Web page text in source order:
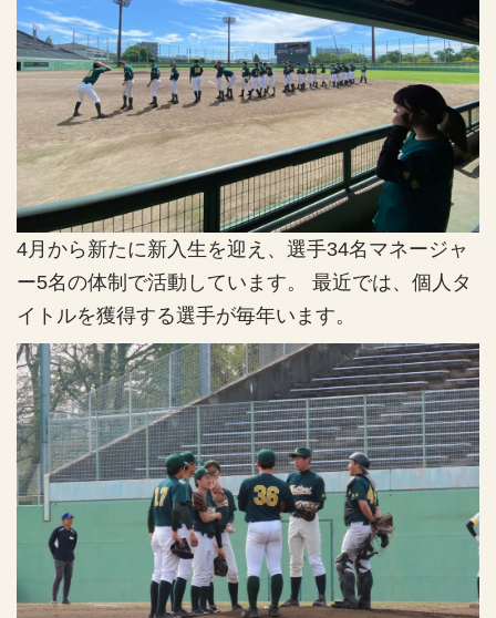
4月から新たに新入生を迎え、選手34名マネージャ
ー5名の体制で活動しています。 最近では、個人タ
イトルを獲得する選手が毎年います。